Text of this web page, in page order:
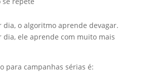
dia, o algoritmo aprende devagar.
dia, ele aprende com muito mais
para campanhas sérias é: